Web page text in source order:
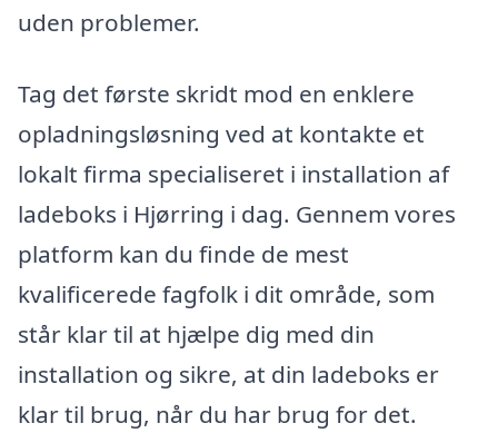
uden problemer.
Tag det første skridt mod en enklere
opladningsløsning ved at kontakte et
lokalt firma specialiseret i installation af
ladeboks i Hjørring i dag. Gennem vores
platform kan du finde de mest
kvalificerede fagfolk i dit område, som
står klar til at hjælpe dig med din
installation og sikre, at din ladeboks er
klar til brug, når du har brug for det.